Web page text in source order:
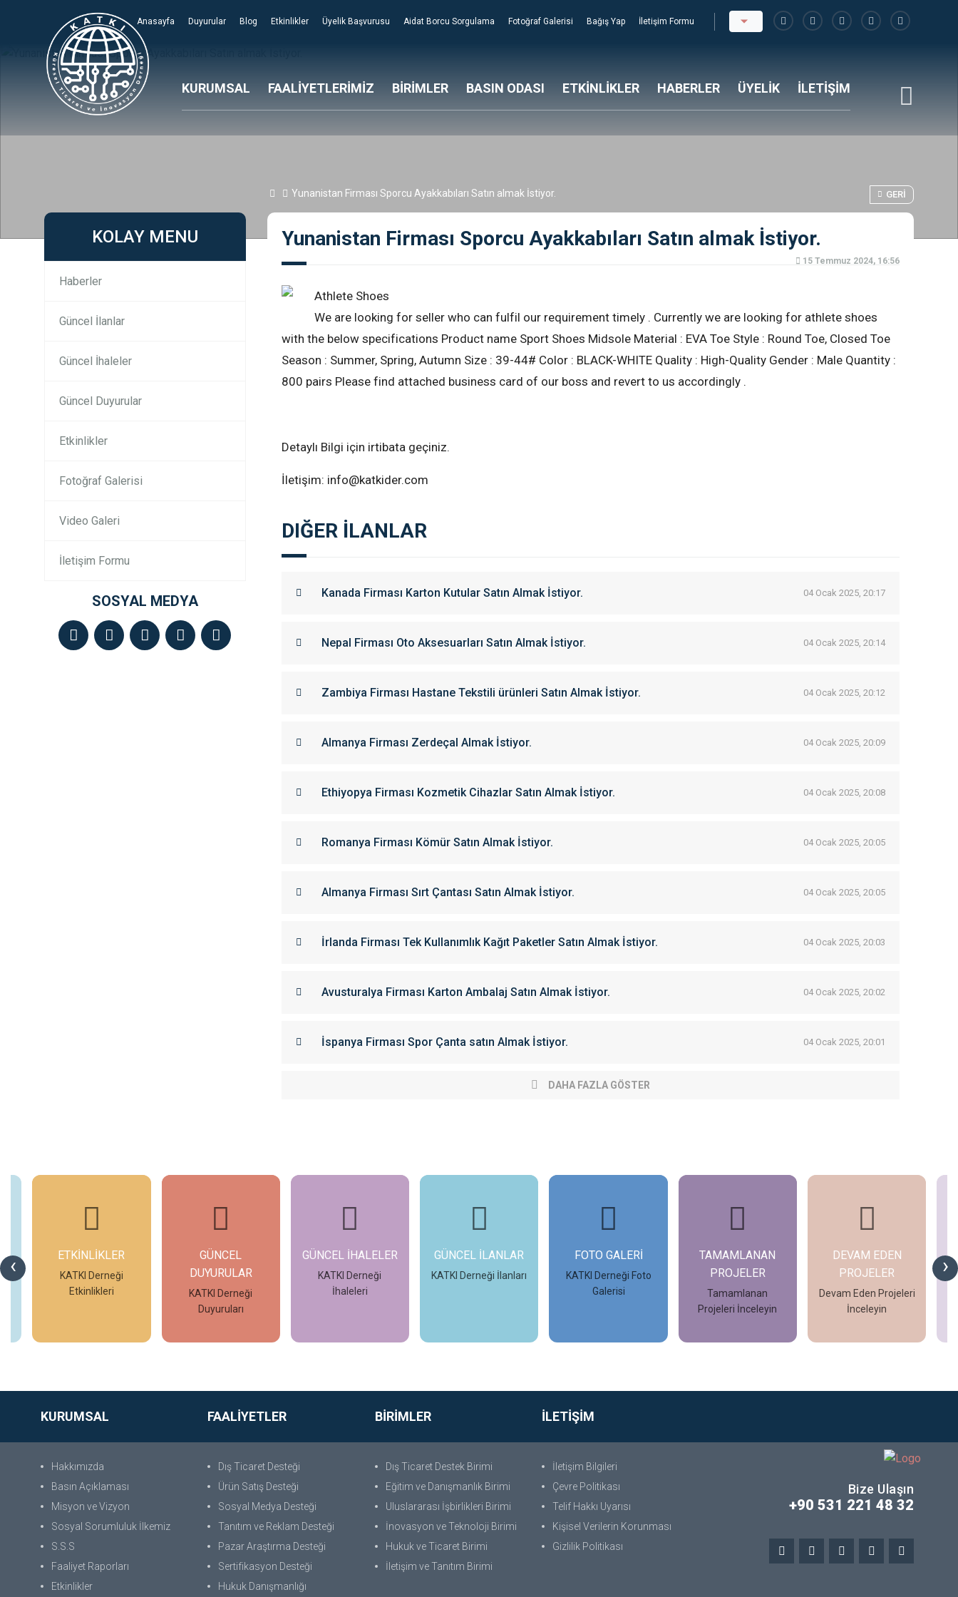
Anasayfa Duyurular Blog Etkinlikler Üyelik Başvurusu Aidat Borcu Sorgulama Fotoğraf Galerisi Bağış Yap İletişim Formu
KURUMSAL FAALİYETLERİMİZ BİRİMLER BASIN ODASI ETKİNLİKLER HABERLER ÜYELİK İLETİŞİM
Yunanistan Firması Sporcu Ayakkabıları Satın almak İstiyor. GERI
KOLAY MENU
Haberler
Güncel İlanlar
Güncel İhaleler
Güncel Duyurular
Etkinlikler
Fotoğraf Galerisi
Video Galeri
İletişim Formu
SOSYAL MEDYA
Yunanistan Firması Sporcu Ayakkabıları Satın almak İstiyor.
15 Temmuz 2024, 16:56
Athlete Shoes
We are looking for seller who can fulfil our requirement timely . Currently we are looking for athlete shoes
with the below specifications Product name Sport Shoes Midsole Material : EVA Toe Style : Round Toe, Closed Toe
Season : Summer, Spring, Autumn Size : 39-44# Color : BLACK-WHITE Quality : High-Quality Gender : Male Quantity :
800 pairs Please find attached business card of our boss and revert to us accordingly .
Detaylı Bilgi için irtibata geçiniz.
İletişim: info@katkider.com
DIĞER İLANLAR
Kanada Firması Karton Kutular Satın Almak İstiyor. 04 Ocak 2025, 20:17
Nepal Firması Oto Aksesuarları Satın Almak İstiyor. 04 Ocak 2025, 20:14
Zambiya Firması Hastane Tekstili ürünleri Satın Almak İstiyor. 04 Ocak 2025, 20:12
Almanya Firması Zerdeçal Almak İstiyor. 04 Ocak 2025, 20:09
Ethiyopya Firması Kozmetik Cihazlar Satın Almak İstiyor. 04 Ocak 2025, 20:08
Romanya Firması Kömür Satın Almak İstiyor. 04 Ocak 2025, 20:05
Almanya Firması Sırt Çantası Satın Almak İstiyor. 04 Ocak 2025, 20:05
İrlanda Firması Tek Kullanımlık Kağıt Paketler Satın Almak İstiyor. 04 Ocak 2025, 20:03
Avusturalya Firması Karton Ambalaj Satın Almak İstiyor. 04 Ocak 2025, 20:02
İspanya Firması Spor Çanta satın Almak İstiyor. 04 Ocak 2025, 20:01
DAHA FAZLA GÖSTER
‹ ›
ETKİNLİKLER
KATKI Derneği
Etkinlikleri
GÜNCEL
DUYURULAR
KATKI Derneği
Duyuruları
İncele
GÜNCEL İHALELER
KATKI Derneği
İhaleleri
GÜNCEL İLANLAR
KATKI Derneği İlanları
FOTO GALERİ
KATKI Derneği Foto
Galerisi
TAMAMLANAN
PROJELER
Tamamlanan
Projeleri İnceleyin
DEVAM EDEN
PROJELER
Devam Eden Projeleri
İnceleyin
İncele
KURUMSAL
Hakkımızda
Basın Açıklaması
Misyon ve Vizyon
Sosyal Sorumluluk İlkemiz
S.S.S
Faaliyet Raporları
Etkinlikler
FAALİYETLER
Dış Ticaret Desteği
Ürün Satış Desteği
Sosyal Medya Desteği
Tanıtım ve Reklam Desteği
Pazar Araştırma Desteği
Sertifikasyon Desteği
Hukuk Danışmanlığı
BİRİMLER
Dış Ticaret Destek Birimi
Eğitim ve Danışmanlık Birimi
Uluslararası İşbirlikleri Birimi
İnovasyon ve Teknoloji Birimi
Hukuk ve Ticaret Birimi
İletişim ve Tanıtım Birimi
İLETİŞİM
İletişim Bilgileri
Çevre Politikası
Telif Hakkı Uyarısı
Kişisel Verilerin Korunması
Gizlilik Politikası
Bize Ulaşın
+90 531 221 48 32